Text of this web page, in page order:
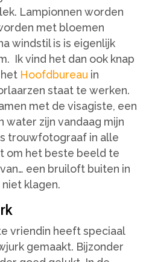
Lampionnen worden
met bloemen
windstil is is eigenlijk
Ik vind het dan ook knap
Hoofdbureau in
staat te werken.
met de visagiste, een
water zijn vandaag mijn
trouwfotograaf in alle
om het beste beeld te
een bruiloft buiten in
klagen.
vriendin heeft speciaal
gemaakt. Bijzonder